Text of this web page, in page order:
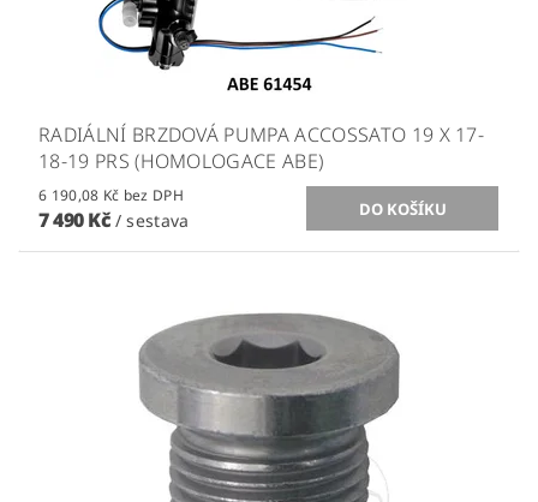
RADIÁLNÍ BRZDOVÁ PUMPA ACCOSSATO 19 X 17-
18-19 PRS (HOMOLOGACE ABE)
6 190,08 Kč bez DPH
7 490 Kč / sestava